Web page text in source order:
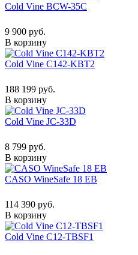
Cold Vine BCW-35C
9 900 руб.
В корзину
Cold Vine C142-KBT2
188 199 руб.
В корзину
Cold Vine JC-33D
8 799 руб.
В корзину
CASO WineSafe 18 EB
114 390 руб.
В корзину
Cold Vine C12-TBSF1